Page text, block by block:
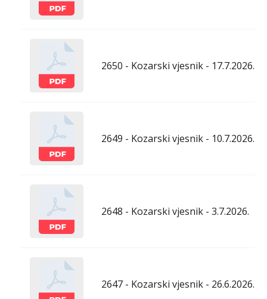
2650 - Kozarski vjesnik - 17.7.2026.
2649 - Kozarski vjesnik - 10.7.2026.
2648 - Kozarski vjesnik - 3.7.2026.
2647 - Kozarski vjesnik - 26.6.2026.